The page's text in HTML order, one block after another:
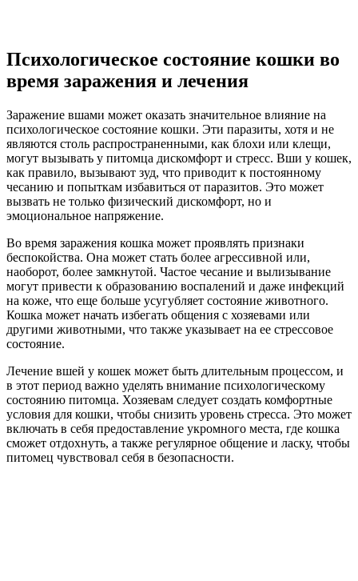
Психологическое состояние кошки во
время заражения и лечения
Заражение вшами может оказать значительное влияние на
психологическое состояние кошки. Эти паразиты, хотя и не
являются столь распространенными, как блохи или клещи,
могут вызывать у питомца дискомфорт и стресс. Вши у кошек,
как правило, вызывают зуд, что приводит к постоянному
чесанию и попыткам избавиться от паразитов. Это может
вызвать не только физический дискомфорт, но и
эмоциональное напряжение.
Во время заражения кошка может проявлять признаки
беспокойства. Она может стать более агрессивной или,
наоборот, более замкнутой. Частое чесание и вылизывание
могут привести к образованию воспалений и даже инфекций
на коже, что еще больше усугубляет состояние животного.
Кошка может начать избегать общения с хозяевами или
другими животными, что также указывает на ее стрессовое
состояние.
Лечение вшей у кошек может быть длительным процессом, и
в этот период важно уделять внимание психологическому
состоянию питомца. Хозяевам следует создать комфортные
условия для кошки, чтобы снизить уровень стресса. Это может
включать в себя предоставление укромного места, где кошка
сможет отдохнуть, а также регулярное общение и ласку, чтобы
питомец чувствовал себя в безопасности.